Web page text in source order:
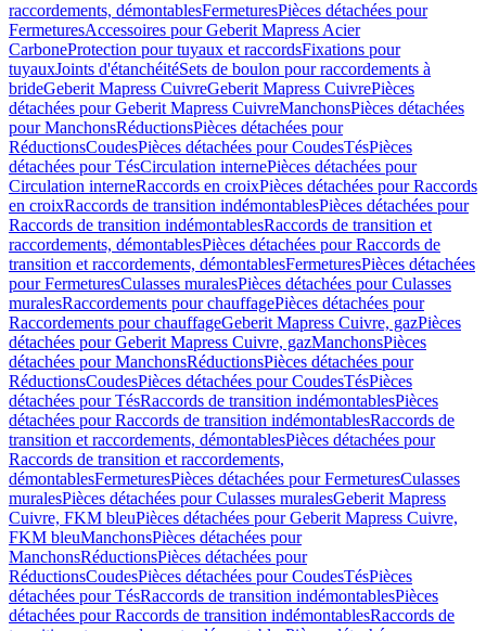
raccordements, démontablesFermeturesPièces détachées pour
FermeturesAccessoires pour Geberit Mapress Acier
CarboneProtection pour tuyaux et raccordsFixations pour
tuyauxJoints d'étanchéitéSets de boulon pour raccordements à
brideGeberit Mapress CuivreGeberit Mapress CuivrePièces
détachées pour Geberit Mapress CuivreManchonsPièces détachées
pour ManchonsRéductionsPièces détachées pour
RéductionsCoudesPièces détachées pour CoudesTésPièces
détachées pour TésCirculation internePièces détachées pour
Circulation interneRaccords en croixPièces détachées pour Raccords
en croixRaccords de transition indémontablesPièces détachées pour
Raccords de transition indémontablesRaccords de transition et
raccordements, démontablesPièces détachées pour Raccords de
transition et raccordements, démontablesFermeturesPièces détachées
pour FermeturesCulasses muralesPièces détachées pour Culasses
muralesRaccordements pour chauffagePièces détachées pour
Raccordements pour chauffageGeberit Mapress Cuivre, gazPièces
détachées pour Geberit Mapress Cuivre, gazManchonsPièces
détachées pour ManchonsRéductionsPièces détachées pour
RéductionsCoudesPièces détachées pour CoudesTésPièces
détachées pour TésRaccords de transition indémontablesPièces
détachées pour Raccords de transition indémontablesRaccords de
transition et raccordements, démontablesPièces détachées pour
Raccords de transition et raccordements,
démontablesFermeturesPièces détachées pour FermeturesCulasses
muralesPièces détachées pour Culasses muralesGeberit Mapress
Cuivre, FKM bleuPièces détachées pour Geberit Mapress Cuivre,
FKM bleuManchonsPièces détachées pour
ManchonsRéductionsPièces détachées pour
RéductionsCoudesPièces détachées pour CoudesTésPièces
détachées pour TésRaccords de transition indémontablesPièces
détachées pour Raccords de transition indémontablesRaccords de